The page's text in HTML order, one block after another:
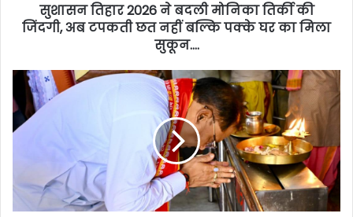
सुशासन तिहार 2026 ने बदली मोनिका तिर्की की
जिंदगी, अब टपकती छत नहीं बल्कि पक्के घर का मिला
सुकून….